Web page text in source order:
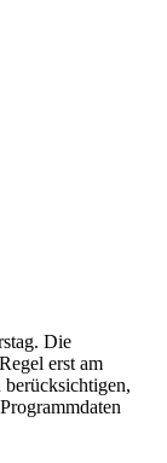
Die
erst am